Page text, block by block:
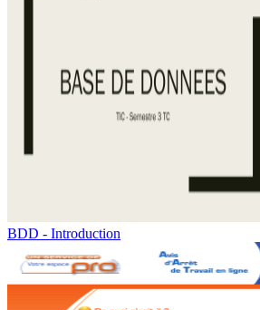
BDD - Introduction